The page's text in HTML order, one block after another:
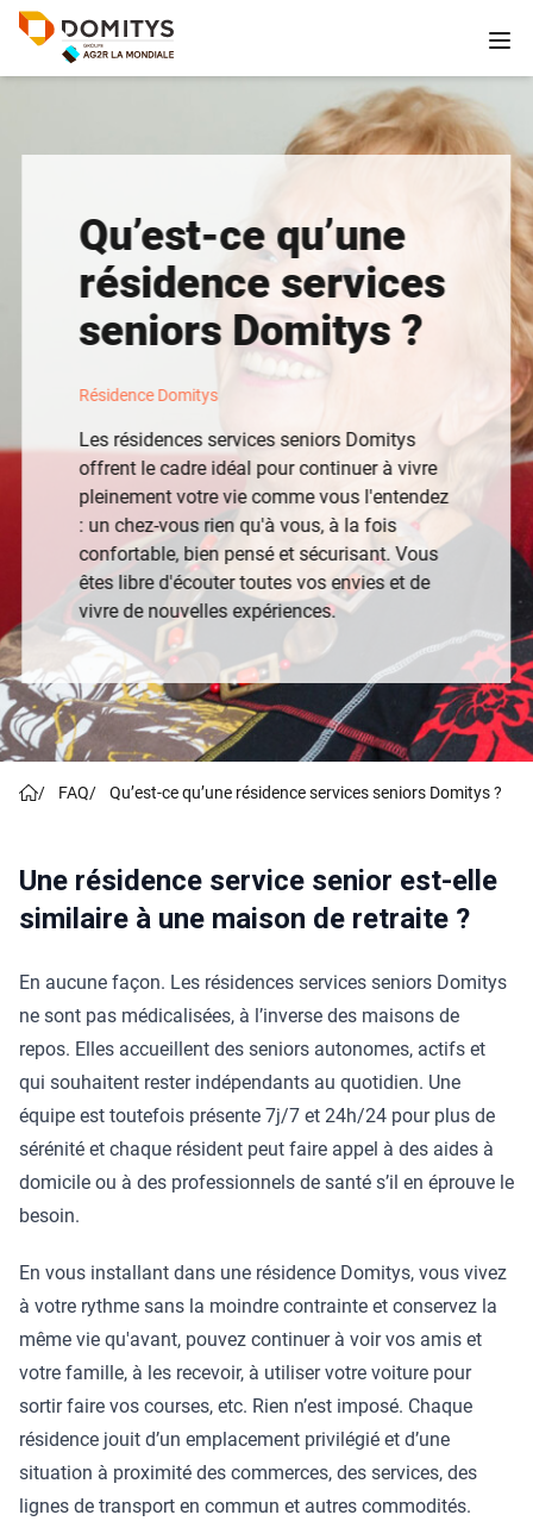
Qu’est-ce qu’une
résidence services
seniors Domitys ?
Résidence Domitys
Les résidences services seniors Domitys
offrent le cadre idéal pour continuer à vivre
pleinement votre vie comme vous l'entendez
: un chez-vous rien qu'à vous, à la fois
confortable, bien pensé et sécurisant. Vous
êtes libre d'écouter toutes vos envies et de
vivre de nouvelles expériences.
/ FAQ/ Qu’est-ce qu’une résidence services seniors Domitys ?
Une résidence service senior est-elle
similaire à une maison de retraite ?
En aucune façon. Les résidences services seniors Domitys
ne sont pas médicalisées, à l’inverse des maisons de
repos. Elles accueillent des seniors autonomes, actifs et
qui souhaitent rester indépendants au quotidien. Une
équipe est toutefois présente 7j/7 et 24h/24 pour plus de
sérénité et chaque résident peut faire appel à des aides à
domicile ou à des professionnels de santé s’il en éprouve le
besoin.
En vous installant dans une résidence Domitys, vous vivez
à votre rythme sans la moindre contrainte et conservez la
même vie qu'avant, pouvez continuer à voir vos amis et
votre famille, à les recevoir, à utiliser votre voiture pour
sortir faire vos courses, etc. Rien n’est imposé. Chaque
résidence jouit d’un emplacement privilégié et d’une
situation à proximité des commerces, des services, des
lignes de transport en commun et autres commodités.